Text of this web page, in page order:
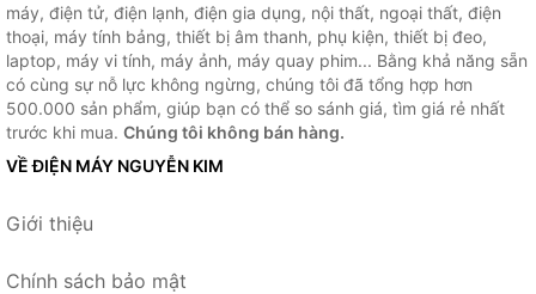
máy, điện tử, điện lạnh, điện gia dụng, nội thất, ngoại thất, điện
thoại, máy tính bảng, thiết bị âm thanh, phụ kiện, thiết bị đeo,
laptop, máy vi tính, máy ảnh, máy quay phim... Bằng khả năng sẵn
có cùng sự nỗ lực không ngừng, chúng tôi đã tổng hợp hơn
500.000 sản phẩm, giúp bạn có thể so sánh giá, tìm giá rẻ nhất
trước khi mua. Chúng tôi không bán hàng.
VỀ ĐIỆN MÁY NGUYỄN KIM
Giới thiệu
Chính sách bảo mật